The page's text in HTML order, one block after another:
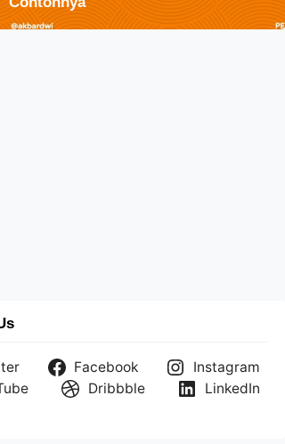
Facebook
Instagram
Dribbble LinkedIn